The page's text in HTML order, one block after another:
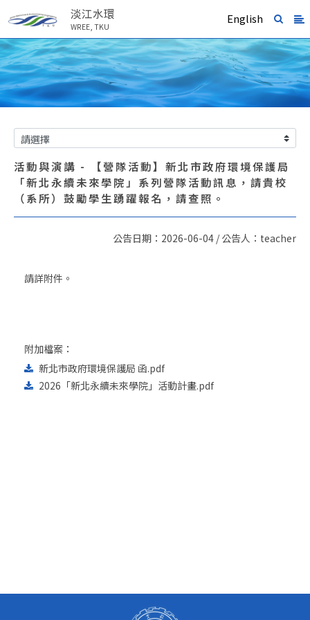
淡江水環
WREE, TKU
English
活動與演講 - 【營隊活動】新北市政府環境保護局
「新北永續未來學院」系列營隊活動訊息，請貴校
（系所）鼓勵學生踴躍報名，請查照。
公告日期：2026-06-04 / 公告人：teacher
請詳附件。
附加檔案：
新北市政府環境保護局 函.pdf
2026「新北永續未來學院」活動計畫.pdf